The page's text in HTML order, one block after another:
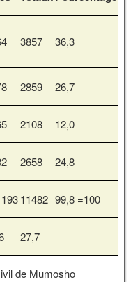
3857 36,3
2859 26,7
2108 12,0
2658 24,8
11482 99,8 =100
27,7
de Mumosho